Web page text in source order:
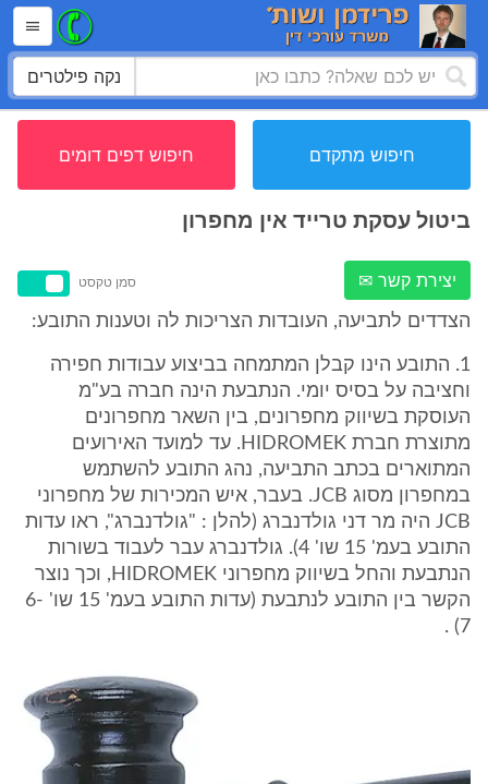
נקה פילטרים
חיפוש מתקדם חיפוש דפים דומים
ביטול עסקת טרייד אין מחפרון
יצירת קשר ✉ סמן טקסט
הצדדים לתביעה, העובדות הצריכות לה וטענות התובע:
1. התובע הינו קבלן המתמחה בביצוע עבודות חפירה
וחציבה על בסיס יומי. הנתבעת הינה חברה בע"מ
העוסקת בשיווק מחפרונים, בין השאר מחפרונים
מתוצרת חברת HIDROMEK. עד למועד האירועים
המתוארים בכתב התביעה, נהג התובע להשתמש
במחפרון מסוג JCB. בעבר, איש המכירות של מחפרוני
JCB היה מר דני גולדנברג (להלן : "גולדנברג", ראו עדות
התובע בעמ' 15 שו' 4). גולדנברג עבר לעבוד בשורות
הנתבעת והחל בשיווק מחפרוני HIDROMEK, וכך נוצר
הקשר בין התובע לנתבעת (עדות התובע בעמ' 15 שו' 6-
7) .